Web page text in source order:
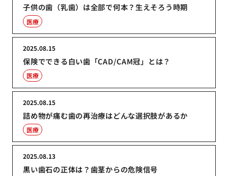
子供の歯（乳歯）は全部で何本？生えそろう時期
医療
保険でできる白い歯「CAD/CAM冠」とは？
2025.08.15
医療
詰め物が痛む歯の再治療はどんな選択肢があるか
2025.08.15
医療
黒い歯石の正体は？歯茎からの危険信号
2025.08.13